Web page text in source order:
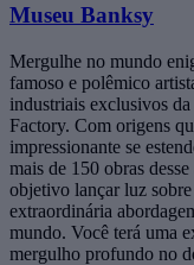
Museu Banksy
Mergulhe no mundo
famoso e polêmico
industriais exclusivos
Factory. Com origens
impressionante se
mais de 150 obras
objetivo lançar luz
extraordinária
mundo. Você terá uma
mergulho profundo no